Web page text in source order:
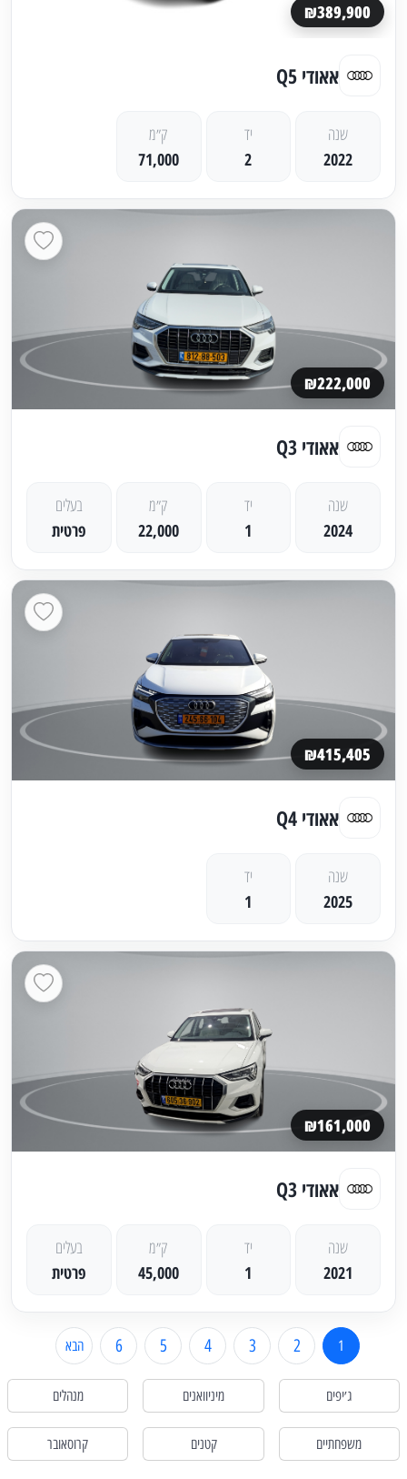
₪389,900
אאודי Q5
שנה
2022
יד
2
ק״מ
71,000
₪222,000
אאודי Q3
שנה
2024
יד
1
ק״מ
22,000
בעלים
פרטית
₪415,405
אאודי Q4
שנה
2025
יד
1
₪161,000
אאודי Q3
שנה
2021
יד
1
ק״מ
45,000
בעלים
פרטית
1
2
3
4
5
6 הבא
ג׳יפים מיניוואנים מנהלים
משפחתיים קטנים קרוסאובר